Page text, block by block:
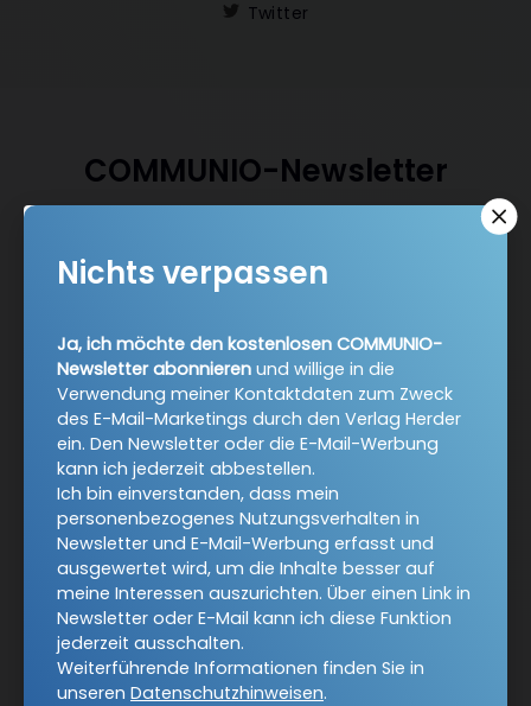
Twitter
COMMUNIO-Newsletter
abonnierenund willige in die Verwendung meiner
Kontaktdaten zum Zweck des E-Mail-Marketings durch
Werbung kann ich jederzeit abbestellen.
Ich bin einverstanden, dass mein personenbezogenes
Nutzungsverhalten in Newsletter und E-Mail-Werbung
erfasst und ausgewertet wird, um die Inhalte besser auf
meine Interessen auszurichten. Über einen Link in
Newsletter oder E-Mail kann ich diese Funktion jederzeit
ausschalten.
Weiterführende Informationen finden Sie in unseren
Datenschutzhinweisen.
E-Mail
Nichts verpassen
Ja, ich möchte den kostenlosen COMMUNIO-
Newsletter abonnieren und willige in die
Verwendung meiner Kontaktdaten zum Zweck
des E-Mail-Marketings durch den Verlag Herder
ein. Den Newsletter oder die E-Mail-Werbung
kann ich jederzeit abbestellen.
Ich bin einverstanden, dass mein
personenbezogenes Nutzungsverhalten in
Newsletter und E-Mail-Werbung erfasst und
ausgewertet wird, um die Inhalte besser auf
meine Interessen auszurichten. Über einen Link in
Newsletter oder E-Mail kann ich diese Funktion
jederzeit ausschalten.
Weiterführende Informationen finden Sie in
unseren Datenschutzhinweisen.